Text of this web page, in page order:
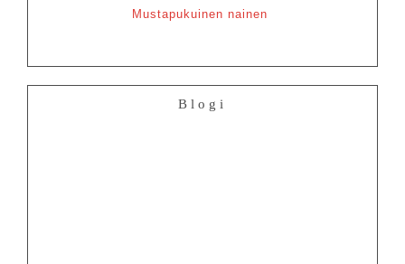
Mustapukuinen nainen
Blogi